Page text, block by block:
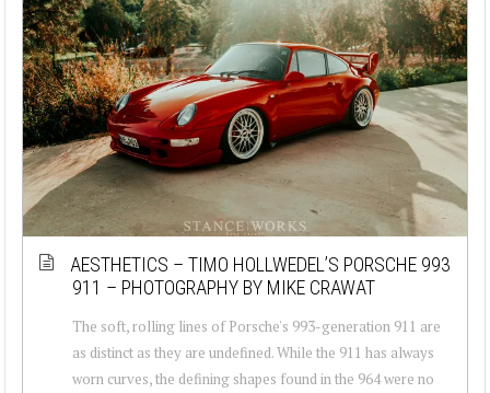
AESTHETICS – TIMO HOLLWEDEL’S PORSCHE 993
911 – PHOTOGRAPHY BY MIKE CRAWAT
The soft, rolling lines of Porsche's 993-generation 911 are
as distinct as they are undefined. While the 911 has always
worn curves, the defining shapes found in the 964 were no